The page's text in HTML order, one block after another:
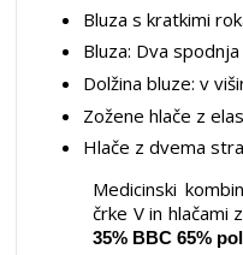
Bluza s kratkimi
Bluza: Dva
Dolžina bluze: v
Zožene hlače z
Hlače z dvema
Medicinski
črke V in hlačami
35% BBC 65%